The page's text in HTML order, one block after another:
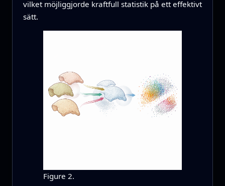
vilket möjliggjorde kraftfull statistik på ett effektivt
sätt.
Figure 2.